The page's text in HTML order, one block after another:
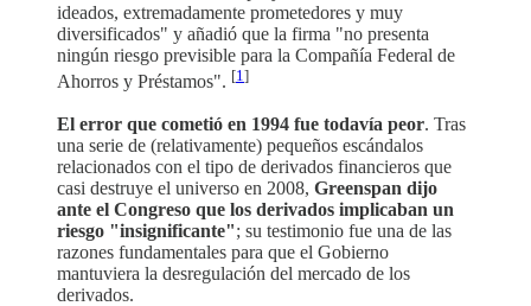
ideados, extremadamente prometedores y muy
diversificados" y añadió que la firma "no presenta
ningún riesgo previsible para la Compañía Federal de
Ahorros y Préstamos". [1 ]
El error que cometió en 1994 fue todavía peor. Tras
una serie de (relativamente) pequeños escándalos
relacionados con el tipo de derivados financieros que
casi destruye el universo en 2008, Greenspan dijo
ante el Congreso que los derivados implicaban un
riesgo "insignificante"; su testimonio fue una de las
razones fundamentales para que el Gobierno
mantuviera la desregulación del mercado de los
derivados.